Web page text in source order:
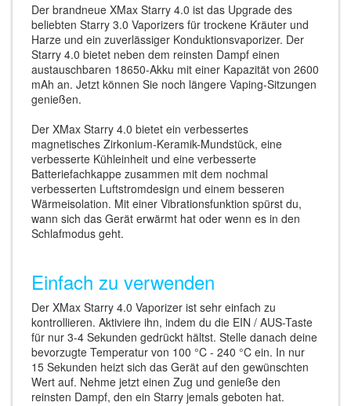
Der brandneue XMax Starry 4.0 ist das Upgrade des
beliebten Starry 3.0 Vaporizers für trockene Kräuter und
Harze und ein zuverlässiger Konduktionsvaporizer. Der
Starry 4.0 bietet neben dem reinsten Dampf einen
austauschbaren 18650-Akku mit einer Kapazität von 2600
mAh an. Jetzt können Sie noch längere Vaping-Sitzungen
genießen.
Der XMax Starry 4.0 bietet ein verbessertes
magnetisches Zirkonium-Keramik-Mundstück, eine
verbesserte Kühleinheit und eine verbesserte
Batteriefachkappe zusammen mit dem nochmal
verbesserten Luftstromdesign und einem besseren
Wärmeisolation. Mit einer Vibrationsfunktion spürst du,
wann sich das Gerät erwärmt hat oder wenn es in den
Schlafmodus geht.
Einfach zu verwenden
Der XMax Starry 4.0 Vaporizer ist sehr einfach zu
kontrollieren. Aktiviere ihn, indem du die EIN / AUS-Taste
für nur 3-4 Sekunden gedrückt hältst. Stelle danach deine
bevorzugte Temperatur von 100 °C - 240 °C ein. In nur
15 Sekunden heizt sich das Gerät auf den gewünschten
Wert auf. Nehme jetzt einen Zug und genieße den
reinsten Dampf, den ein Starry jemals geboten hat.